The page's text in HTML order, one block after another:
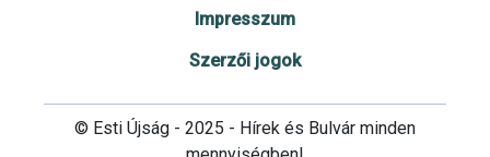
Impresszum
Szerzői jogok
© Esti Újság - 2025 - Hírek és Bulvár minden